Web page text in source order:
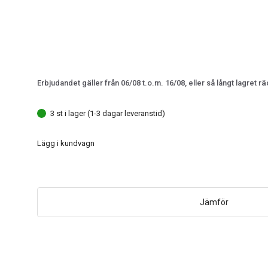
Erbjudandet gäller från 06/08 t.o.m. 16/08, eller så långt lagret
3 st i lager (1-3 dagar leveranstid)
Lägg i kundvagn
Jämför